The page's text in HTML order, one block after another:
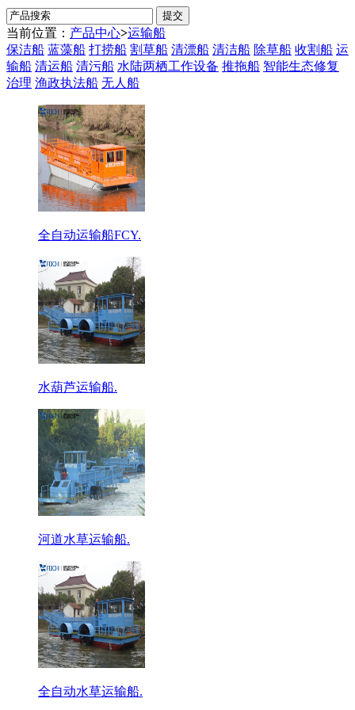
当前位置： 产品中心>运输船
保洁船 蓝藻船 打捞船 割草船 清漂船 清洁船 除草船 收割船 运
输船 清运船 清污船 水陆两栖工作设备 推拖船 智能生态修复
治理 渔政执法船 无人船
全自动运输船FCY.
水葫芦运输船.
河道水草运输船.
全自动水草运输船.